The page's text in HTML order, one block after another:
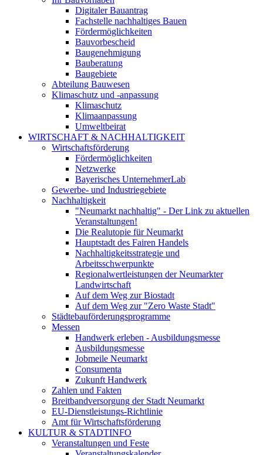
Digitaler Bauantrag
Fachstelle nachhaltiges Bauen
Fördermöglichkeiten
Bauvorbescheid
Baugenehmigung
Bauberatung
Baugebiete
Abteilung Bauwesen
Klimaschutz und -anpassung
Klimaschutz
Klimaanpassung
Umweltbeirat
WIRTSCHAFT & NACHHALTIGKEIT
Wirtschaftsförderung
Fördermöglichkeiten
Netzwerke
Bayerisches UnternehmerLab
Gewerbe- und Industriegebiete
Nachhaltigkeit
"Neumarkt nachhaltig" - Der Link zu aktuellen
Veranstaltungen!
Die Realutopie für Neumarkt
Hauptstadt des Fairen Handels
Nachhaltigkeitsstrategie und
Arbeitsschwerpunkte
Regionalwertleistungen der Neumarkter
Landwirtschaft
Auf dem Weg zur Biostadt
Auf dem Weg zur "Zero Waste Stadt"
Städtebauförderungsprogramme
Messen
Handwerk erleben - Ausbildungsmesse
Ausbildungsmesse
Jobmeile Neumarkt
Consumenta
Zukunft Handwerk
Zahlen und Fakten
Breitbandversorgung der Stadt Neumarkt
EU-Dienstleistungs-Richtlinie
Amt für Wirtschaftsförderung
KULTUR & STADTINFO
Veranstaltungen und Feste